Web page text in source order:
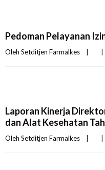
Pedoman Pelayanan
Oleh Setditjen Farmalkes
Laporan Kinerja
dan Alat Kesehatan
Oleh Setditjen Farmalkes